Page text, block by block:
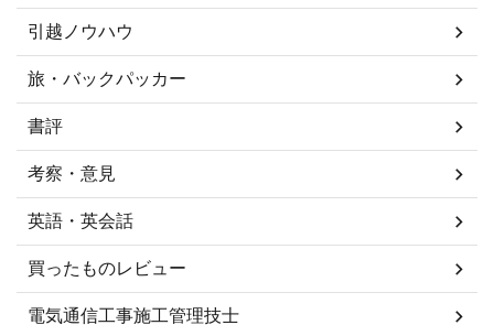
引越ノウハウ
旅・バックパッカー
書評
考察・意見
英語・英会話
買ったものレビュー
電気通信工事施工管理技士